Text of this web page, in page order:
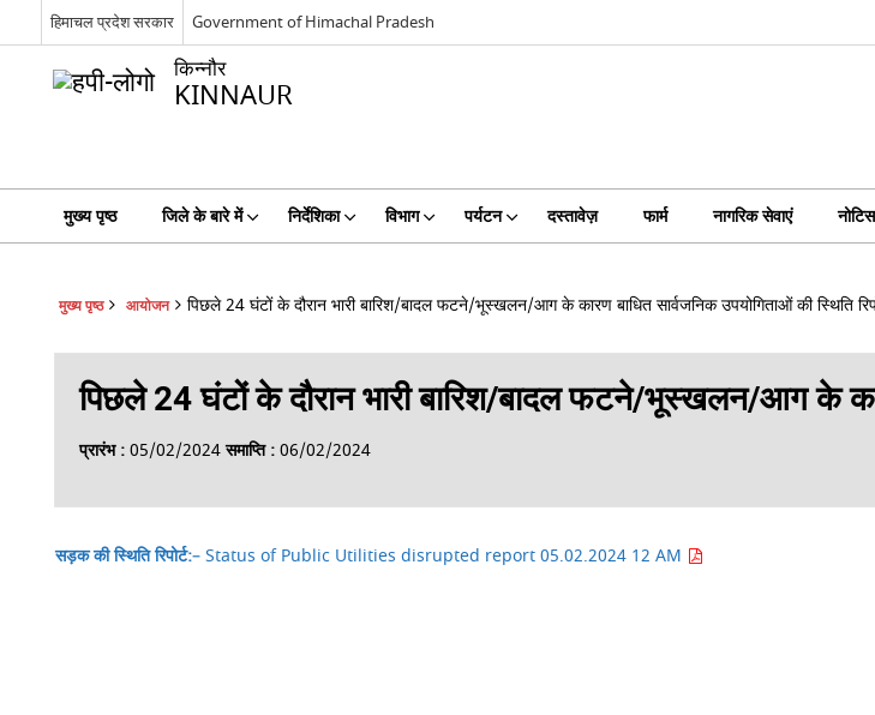
हिमाचल प्रदेश सरकार Government of Himachal Pradesh
किन्नौर
KINNAUR
मुख्य पृष्ठ जिले के बारे में निर्देशिका विभाग पर्यटन दस्तावेज़ फार्म नागरिक सेवाएं नोटिस
मुख्य पृष्ठ आयोजन पिछले 24 घंटों के दौरान भारी बारिश/बादल फटने/भूस्खलन/आग के कारण बाधित सार्वजनिक उपयोगिताओं की स्थिति
पिछले 24 घंटों के दौरान भारी बारिश/बादल फटने/भूस्खलन/आग के
प्रारंभ :05/02/2024समाप्ति :06/02/2024
सड़क की स्थिति रिपोर्ट:– Status of Public Utilities disrupted report 05.02.2024 12 AM